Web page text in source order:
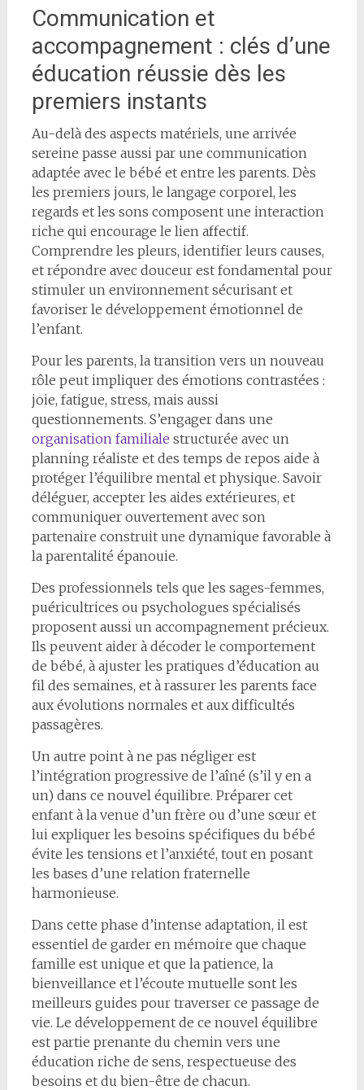
Communication et
accompagnement : clés d’une
éducation réussie dès les
premiers instants
Au-delà des aspects matériels, une arrivée
sereine passe aussi par une communication
adaptée avec le bébé et entre les parents. Dès
les premiers jours, le langage corporel, les
regards et les sons composent une interaction
riche qui encourage le lien affectif.
Comprendre les pleurs, identifier leurs causes,
et répondre avec douceur est fondamental pour
stimuler un environnement sécurisant et
favoriser le développement émotionnel de
l’enfant.
Pour les parents, la transition vers un nouveau
rôle peut impliquer des émotions contrastées :
joie, fatigue, stress, mais aussi
questionnements. S’engager dans une
organisation familiale structurée avec un
planning réaliste et des temps de repos aide à
protéger l’équilibre mental et physique. Savoir
déléguer, accepter les aides extérieures, et
communiquer ouvertement avec son
partenaire construit une dynamique favorable à
la parentalité épanouie.
Des professionnels tels que les sages-femmes,
puéricultrices ou psychologues spécialisés
proposent aussi un accompagnement précieux.
Ils peuvent aider à décoder le comportement
de bébé, à ajuster les pratiques d’éducation au
fil des semaines, et à rassurer les parents face
aux évolutions normales et aux difficultés
passagères.
Un autre point à ne pas négliger est
l’intégration progressive de l’aîné (s’il y en a
un) dans ce nouvel équilibre. Préparer cet
enfant à la venue d’un frère ou d’une sœur et
lui expliquer les besoins spécifiques du bébé
évite les tensions et l’anxiété, tout en posant
les bases d’une relation fraternelle
harmonieuse.
Dans cette phase d’intense adaptation, il est
essentiel de garder en mémoire que chaque
famille est unique et que la patience, la
bienveillance et l’écoute mutuelle sont les
meilleurs guides pour traverser ce passage de
vie. Le développement de ce nouvel équilibre
est partie prenante du chemin vers une
éducation riche de sens, respectueuse des
besoins et du bien-être de chacun.